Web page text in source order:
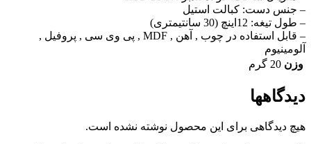
– جنس دست: کبالت استیل
– طول تیغه: 12اینچ (30 سانتیمتری)
– قابل استفاده در
چوب , آهن , MDF , پی وی سی , پروفیل ,
آلومینیوم
وزن 20 گرم
دیدگاهها
هیچ دیدگاهی برای این محصول نوشته نشده است.